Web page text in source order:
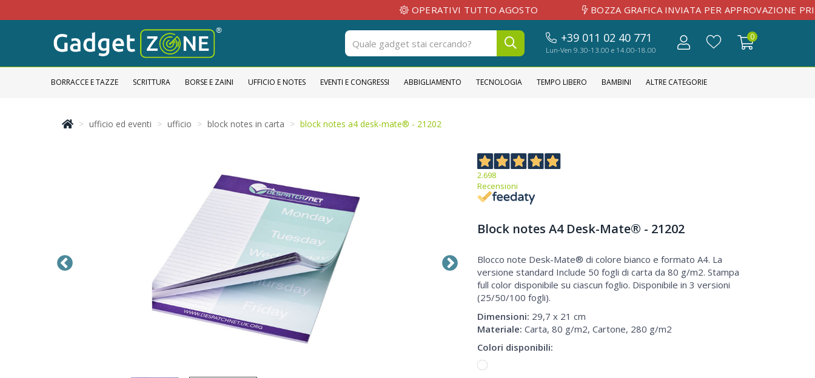
OPERATIVI TUTTO AGOSTO BOZZA GRAFICA INVIATA PER APPROVAZIONE PRIMA
+39 011 02 40 771
Lun-Ven 9.30-13.00 e 14.00-18.00
0
BORRACCE E TAZZE SCRITTURA BORSE E ZAINI UFFICIO E NOTES EVENTI E CONGRESSI ABBIGLIAMENTO TECNOLOGIA TEMPO LIBERO BAMBINI ALTRE CATEGORIE
ufficio ed eventi ufficio block notes in carta block notes a4 desk-mate® - 21202
2.698
Recensioni
Block notes A4 Desk-Mate® - 21202
Blocco note Desk-Mate® di colore bianco e formato A4. La
versione standard Include 50 fogli di carta da 80 g/m2. Stampa
full color disponibile su ciascun foglio. Disponibile in 3 versioni
(25/50/100 fogli).
Dimensioni: 29,7 x 21 cm
Materiale: Carta, 80 g/m2, Cartone, 280 g/m2
Colori disponibili: